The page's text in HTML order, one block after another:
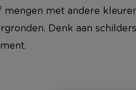
met andere
Denk aan